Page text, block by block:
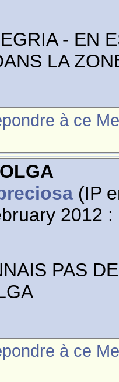
- EN
LA
à ce
(IP
2012 :
PAS
à ce